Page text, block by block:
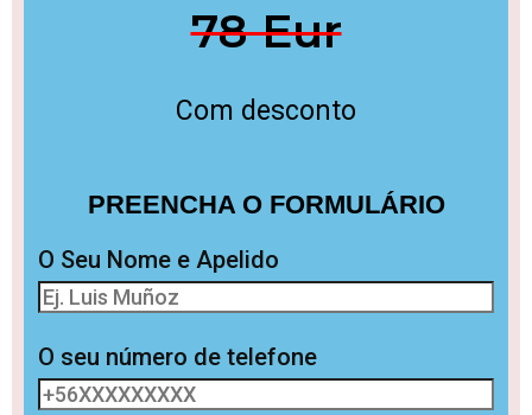
78 Eur
Com desconto
PREENCHA O FORMULÁRIO
O Seu Nome e Apelido
O seu número de telefone